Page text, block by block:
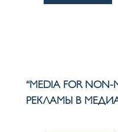
“MEDIA FOR
РЕКЛАМЫ В